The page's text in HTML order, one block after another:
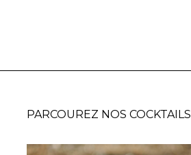
PARCOUREZ NOS COCKTAILS